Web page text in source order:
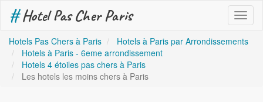
#Hotel Pas Cher Paris
Hotels Pas Chers à Paris
Hotels à Paris par Arrondissements
Hotels à Paris - 6eme arrondissement
Hotels 4 étoiles pas chers à Paris
Les hotels les moins chers à Paris